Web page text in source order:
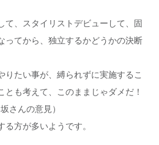
て、スタイリストデビューして、固
ってから、独立するかどうかの決断
りたい事が、縛られずに実施するこ
とも考えて、このままじゃダメだ！
さんの意見）
方が多いようです。